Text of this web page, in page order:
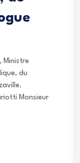
Ministre
du
Monsieur